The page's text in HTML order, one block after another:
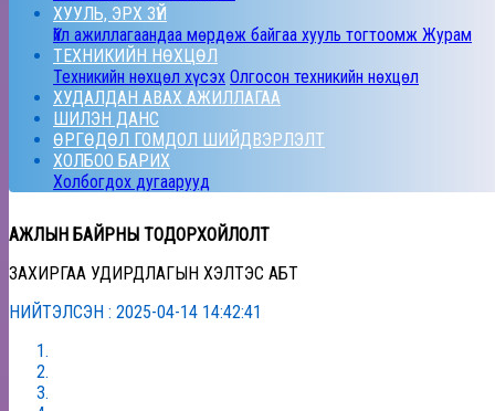
ХУУЛЬ, ЭРХ ЗҮЙ
Үйл ажиллагаандаа мөрдөж байгаа хууль тогтоомж Журам
ТЕХНИКИЙН НӨХЦӨЛ
Техникийн нөхцөл хүсэх Олгосон техникийн нөхцөл
ХУДАЛДАН АВАХ АЖИЛЛАГАА
ШИЛЭН ДАНС
ӨРГӨДӨЛ ГОМДОЛ ШИЙДВЭРЛЭЛТ
ХОЛБОО БАРИХ
Холбогдох дугаарууд
АЖЛЫН БАЙРНЫ ТОДОРХОЙЛОЛТ
ЗАХИРГАА УДИРДЛАГЫН ХЭЛТЭС АБТ
НИЙТЭЛСЭН : 2025-04-14 14:42:41